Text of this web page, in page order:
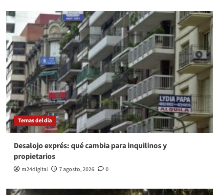
Temas del dia
Desalojo exprés: qué cambia para inquilinos y
propietarios
m24digital 7 agosto, 2026 0